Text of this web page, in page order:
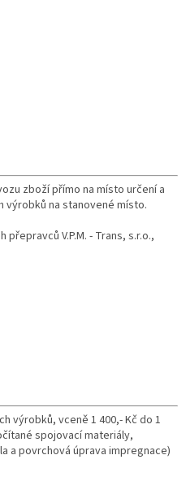
zboží přímo na místo určení a
na stanovené místo.
V.P.M. - Trans, s.r.o.,
výrobků, vceně 1 400,- Kč do 1
spojovací materiály,
a povrchová úprava impregnace)